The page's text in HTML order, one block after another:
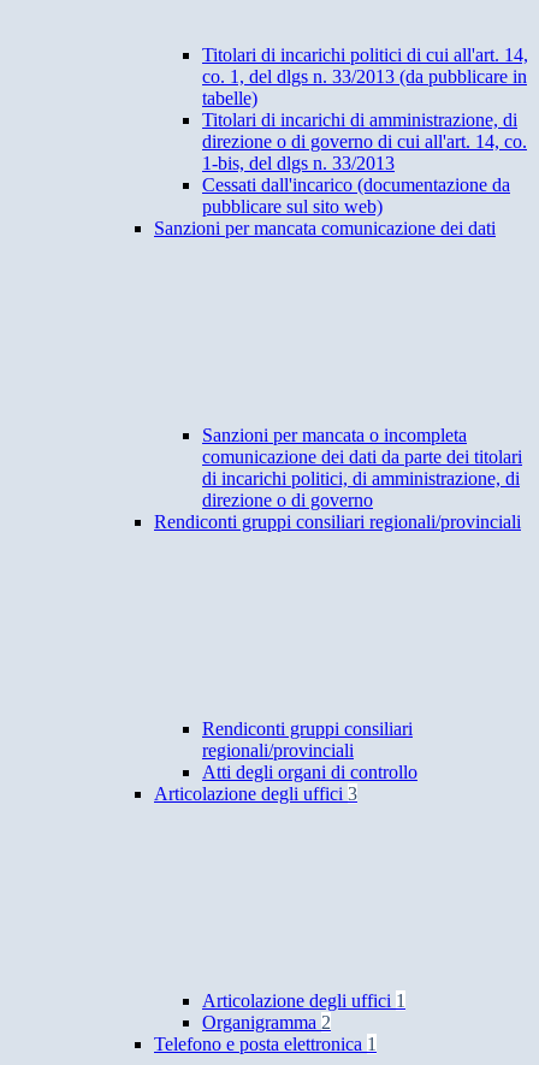
Titolari di incarichi politici di cui all'art. 14,
co. 1, del dlgs n. 33/2013 (da pubblicare in
tabelle)
Titolari di incarichi di amministrazione, di
direzione o di governo di cui all'art. 14, co.
1-bis, del dlgs n. 33/2013
Cessati dall'incarico (documentazione da
pubblicare sul sito web)
Sanzioni per mancata comunicazione dei dati
Sanzioni per mancata o incompleta
comunicazione dei dati da parte dei titolari
di incarichi politici, di amministrazione, di
direzione o di governo
Rendiconti gruppi consiliari regionali/provinciali
Rendiconti gruppi consiliari
regionali/provinciali
Atti degli organi di controllo
Articolazione degli uffici 3
Articolazione degli uffici 1
Organigramma 2
Telefono e posta elettronica 1